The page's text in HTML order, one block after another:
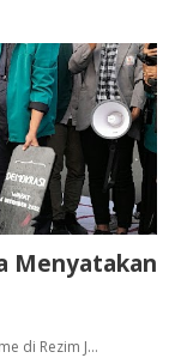
Menyatakan
di Rezim J…